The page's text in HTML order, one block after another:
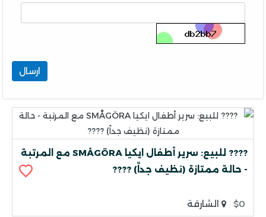
ارسال
???? للبيع: سرير أطفال ايكيا SMÅGÖRA مع المرتبة
- حالة ممتازة (نظيف جداً) ????
$0 الشارقة